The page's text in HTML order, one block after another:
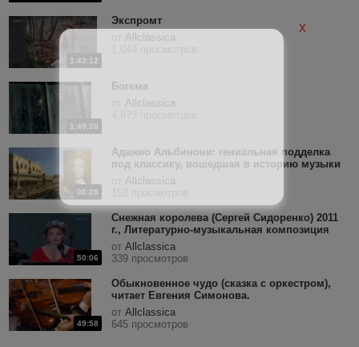
1:43:12
Экспромт
Allclassica
1:49:20
Богема
Allclassica
08:28
Адажио Альбинони: гениальная подделка
под классику, вошедшая в историю музыки
Allclassica
50:06
Снежная королева (Сергей Сидоренко) 2011
г., Литературно-музыкальная композиция
от Allclassica
339 просмотров
49:58
Обыкновенное чудо (сказка с оркестром),
читает Евгения Симонова.
от Allclassica
645 просмотров
X